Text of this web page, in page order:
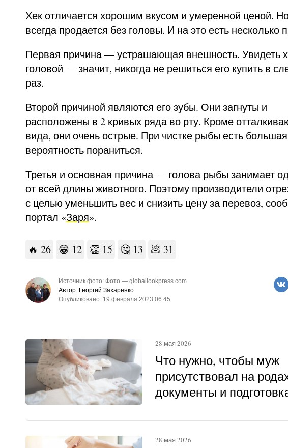
Хек отличается хорошим вкусом и умеренной ценой.
всегда продается без головы. И на это есть несколько
Первая причина — устрашающая внешность. Увидеть
головой — значит, никогда не решиться его купить в
раз.
Второй причиной являются его зубы. Они загнуты и
расположены в 2 кривых ряда во рту. Кроме
вида, они очень острые. При чистке рыбы есть большая
вероятность пораниться.
Третья и основная причина — голова рыбы занимает
от всей длины животного. Поэтому производители
с целью уменьшить вес и снизить цену за перевоз,
портал «Заря».
🔥 26 😁 12 👏 15 🤔 13 💩 31
Источник фото: Фото — globallookpress.com
Автор: Георгий Захаренко
Опубликовано: 19 февраля 2023 06:45
Что нужно, чтобы муж
присутствовал на
документы и
28 мая 2026
28 мая 2026